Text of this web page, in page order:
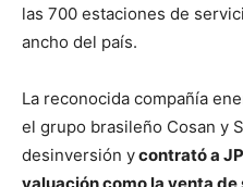
las 700 estaciones de
ancho del país.
La reconocida compañía
el grupo brasileño Cosan y
desinversión ycontrató a